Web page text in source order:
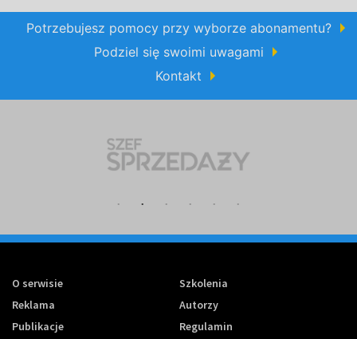
Potrzebujesz pomocy przy wyborze abonamentu?
Podziel się swoimi uwagami
Kontakt
O serwisie
Szkolenia
Reklama
Autorzy
Publikacje
Regulamin